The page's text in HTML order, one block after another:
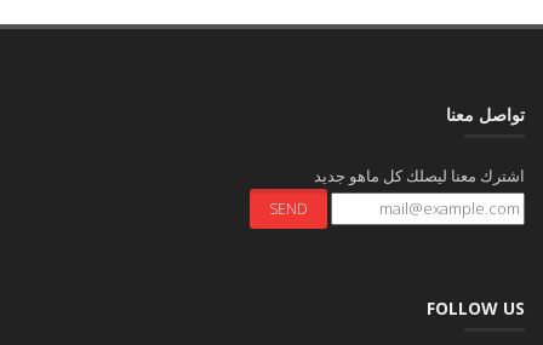
تواصل معنا
اشترك معنا ليصلك كل ماهو جديد
FOLLOW US